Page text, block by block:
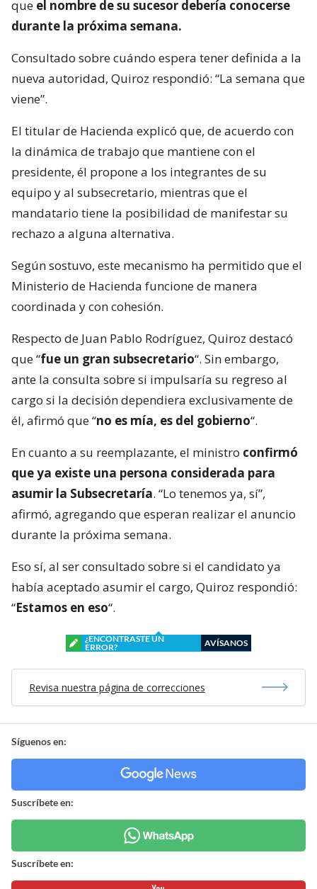
que el nombre de su sucesor debería conocerse
durante la próxima semana.
Consultado sobre cuándo espera tener definida a la
nueva autoridad, Quiroz respondió: “La semana que
viene”.
El titular de Hacienda explicó que, de acuerdo con
la dinámica de trabajo que mantiene con el
presidente, él propone a los integrantes de su
equipo y al subsecretario, mientras que el
mandatario tiene la posibilidad de manifestar su
rechazo a alguna alternativa.
Según sostuvo, este mecanismo ha permitido que el
Ministerio de Hacienda funcione de manera
coordinada y con cohesión.
Respecto de Juan Pablo Rodríguez, Quiroz destacó
que “fue un gran subsecretario“. Sin embargo,
ante la consulta sobre si impulsaría su regreso al
cargo si la decisión dependiera exclusivamente de
él, afirmó que “no es mía, es del gobierno“.
En cuanto a su reemplazante, el ministro confirmó
que ya existe una persona considerada para
asumir la Subsecretaría. “Lo tenemos ya, sí”,
afirmó, agregando que esperan realizar el anuncio
durante la próxima semana.
Eso sí, al ser consultado sobre si el candidato ya
había aceptado asumir el cargo, Quiroz respondió:
“Estamos en eso“.
¿ENCONTRASTE UN
ERROR?
AVÍSANOS
Revisa nuestra página de correcciones
Síguenos en:
Suscríbete en:
Suscríbete en: